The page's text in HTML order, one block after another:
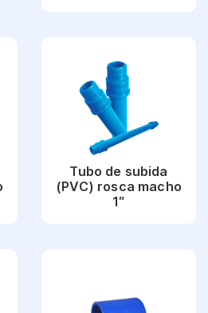
Tubo de subida
(PVC) rosca macho
1″